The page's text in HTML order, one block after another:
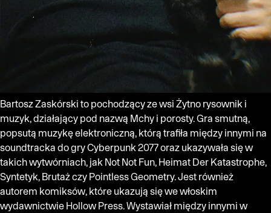
Bartosz Zaskórski to pochodzący ze wsi Żytno rysownik i
muzyk, działający pod nazwą Mchy i porosty. Gra smutną,
popsutą muzykę elektroniczną, którą trafiła między innymi na
soundtracka do gry Cyberpunk 2077 oraz ukazywała się w
takich wytwórniach, jak Not Not Fun, Heimat Der Katastrophe,
Syntetyk, Brutaż czy Pointless Geometry. Jest również
autorem komiksów, które ukazują się we włoskim
wydawnictwie Hollow Press. Wystawiał między innymi w